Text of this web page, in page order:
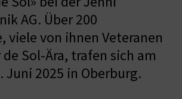
AG. Über 200
viele von ihnen Veteranen
Sol-Ära, trafen sich am
Juni 2025 in Oberburg.